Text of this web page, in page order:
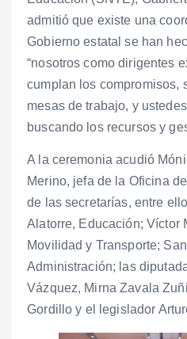
admitió que existe una
Gobierno estatal se han
“nosotros como dirigentes
cumplan los compromisos,
mesas de trabajo, y
buscando los recursos y
A la ceremonia acudió
Merino, jefa de la Oficina
de las secretarías, entre
Alatorre, Educación; Víctor
Movilidad y Transporte;
Administración; las
Vázquez, Mirna Zavala
Gordillo y el legislador